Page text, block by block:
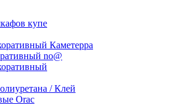
купе
Каметерра
no@
/ Клей
Orac